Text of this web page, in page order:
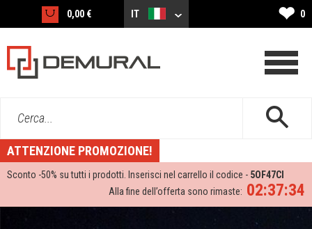
0,00 € IT ❤ 0
Cerca...
ATTENZIONE PROMOZIONE!
Sconto -50% su tutti i prodotti. Inserisci nel carrello il codice - 5OF47CI
02:37:34
Alla fine dell’offerta sono rimaste: